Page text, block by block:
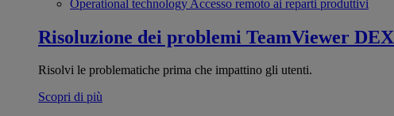
Operational technology Accesso remoto ai reparti produttivi
Risoluzione dei problemi TeamViewer DEX
Risolvi le problematiche prima che impattino gli utenti.
Scopri di più